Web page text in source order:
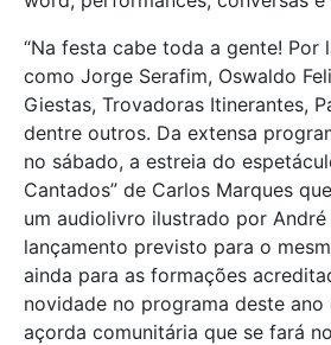
“Na festa cabe toda a gente! Por
como Jorge Serafim, Oswaldo
Giestas, Trovadoras Itinerantes,
dentre outros. Da extensa
no sábado, a estreia do
Cantados” de Carlos Marques
um audiolivro ilustrado por
lançamento previsto para o
ainda para as formações
novidade no programa deste ano
açorda comunitária que se fará